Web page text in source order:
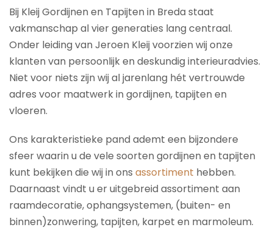
Bij Kleij Gordijnen en Tapijten in Breda staat
vakmanschap al vier generaties lang centraal.
Onder leiding van Jeroen Kleij voorzien wij onze
klanten van persoonlijk en deskundig interieuradvies.
Niet voor niets zijn wij al jarenlang hét vertrouwde
adres voor maatwerk in gordijnen, tapijten en
vloeren.
Ons karakteristieke pand ademt een bijzondere
sfeer waarin u de vele soorten gordijnen en tapijten
kunt bekijken die wij in ons assortiment hebben.
Daarnaast vindt u er uitgebreid assortiment aan
raamdecoratie, ophangsystemen, (buiten- en
binnen)zonwering, tapijten, karpet en marmoleum.